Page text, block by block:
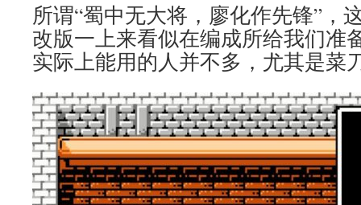
所谓“蜀中无大将，廖化作先锋”，
改版一上来看似在编成所给我们准
实际上能用的人并不多，尤其是菜